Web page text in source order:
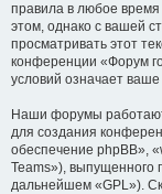
правила в любое
этом, однако с вашей
просматривать этот
конференции «Форум
условий означает
Наши форумы
для создания
обеспечение phpBB»,
Teams»), выпущенного
дальнейшем «GPL»).